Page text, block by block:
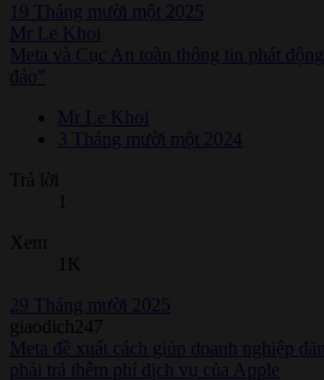
19 Tháng mười một 2025
Mr Le Khoi
Meta và Cục An toàn thông tin phát
đảo”
Mr Le Khoi
3 Tháng mười một 2024
Trả lời
Xem
1K
29 Tháng mười 2025
giaodich247
Meta đề xuất cách giúp doanh nghiệp
phải trả thêm phí dịch vụ của Apple